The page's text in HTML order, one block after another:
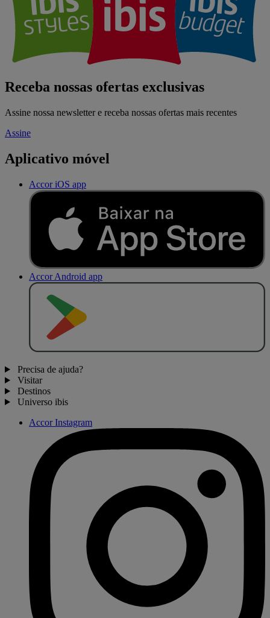
Receba nossas ofertas exclusivas
Assine nossa newsletter e receba nossas ofertas mais recentes
Assine
Aplicativo móvel
Accor iOS app
Accor Android app
Precisa de ajuda?
Visitar
Destinos
Universo ibis
Accor Instagram